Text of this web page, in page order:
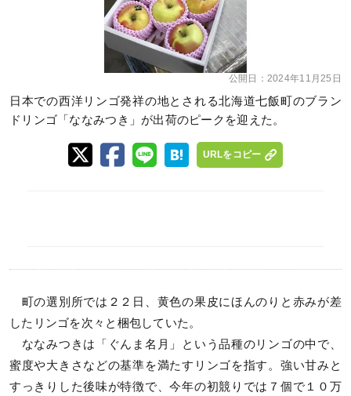
公開日： 2024年11月25日
日本での西洋リンゴ発祥の地とされる北海道七飯町のブラン
ドリンゴ「ななみつき」が出荷のピークを迎えた。
URLをコピー
町の選別所では２２日、黄色の果皮にほんのりと赤みが差
したリンゴを次々と梱包していた。
ななみつきは「ぐんま名月」という品種のリンゴの中で、
蜜度や大きさなどの基準を満たすリンゴを指す。強い甘みと
すっきりした後味が特徴で、今年の初競りでは７個で１０万